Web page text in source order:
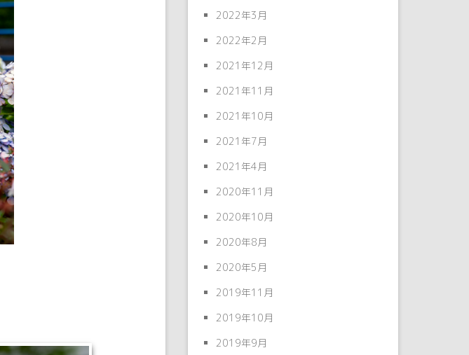
2022年3月
2022年2月
2021年12月
2021年11月
2021年10月
2021年7月
2021年4月
2020年11月
2020年10月
2020年8月
2020年5月
2019年11月
2019年10月
2019年9月